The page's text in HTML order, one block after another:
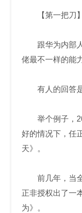
【第一把刀
跟华为内部
佬最不一样的能
有人的回答
举个例子，
好的情况下，任
天》。
前几年，当
正非授权出了一
为》。